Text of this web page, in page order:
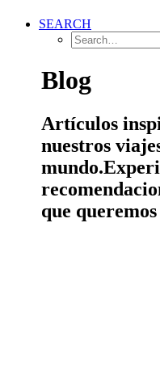
SEARCH
Blog
Artículos
nuestros
mundo.
que